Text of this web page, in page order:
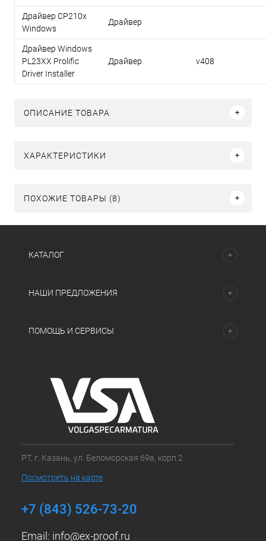
Драйвер CP210x
Windows
Драйвер
Драйвер Windows
PL23XX Prolific
Driver Installer
Драйвер v408
ОПИСАНИЕ ТОВАРА
ХАРАКТЕРИСТИКИ
ПОХОЖИЕ ТОВАРЫ (8)
КАТАЛОГ
НАШИ ПРЕДЛОЖЕНИЯ
ПОМОЩЬ И СЕРВИСЫ
РТ, г. Казань, ул. Беломорская 69а, корп.2
Посмотреть на карте
+7 (843) 526-73-20
Email: info@ex-proof.ru